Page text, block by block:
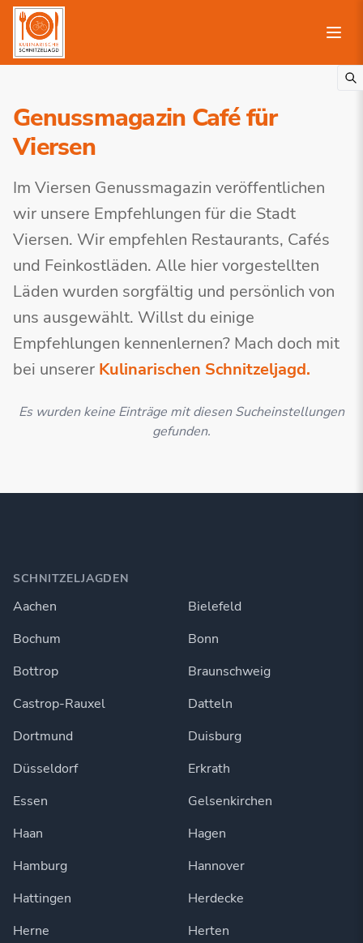
Genussmagazin Café für
Viersen
Im Viersen Genussmagazin veröffentlichen
wir unsere Empfehlungen für die Stadt
Viersen. Wir empfehlen Restaurants, Cafés
und Feinkostläden. Alle hier vorgestellten
Läden wurden sorgfältig und persönlich von
uns ausgewählt. Willst du einige
Empfehlungen kennenlernen? Mach doch mit
bei unserer Kulinarischen Schnitzeljagd.
Es wurden keine Einträge mit diesen Sucheinstellungen
gefunden.
SCHNITZELJAGDEN
Aachen
Bielefeld
Bochum
Bonn
Bottrop
Braunschweig
Castrop-Rauxel
Datteln
Dortmund
Duisburg
Düsseldorf
Erkrath
Essen
Gelsenkirchen
Haan
Hagen
Hamburg
Hannover
Hattingen
Herdecke
Herne
Herten